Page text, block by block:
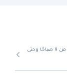
من الأحد إلى الخميس من 9 صباحًا وحتى